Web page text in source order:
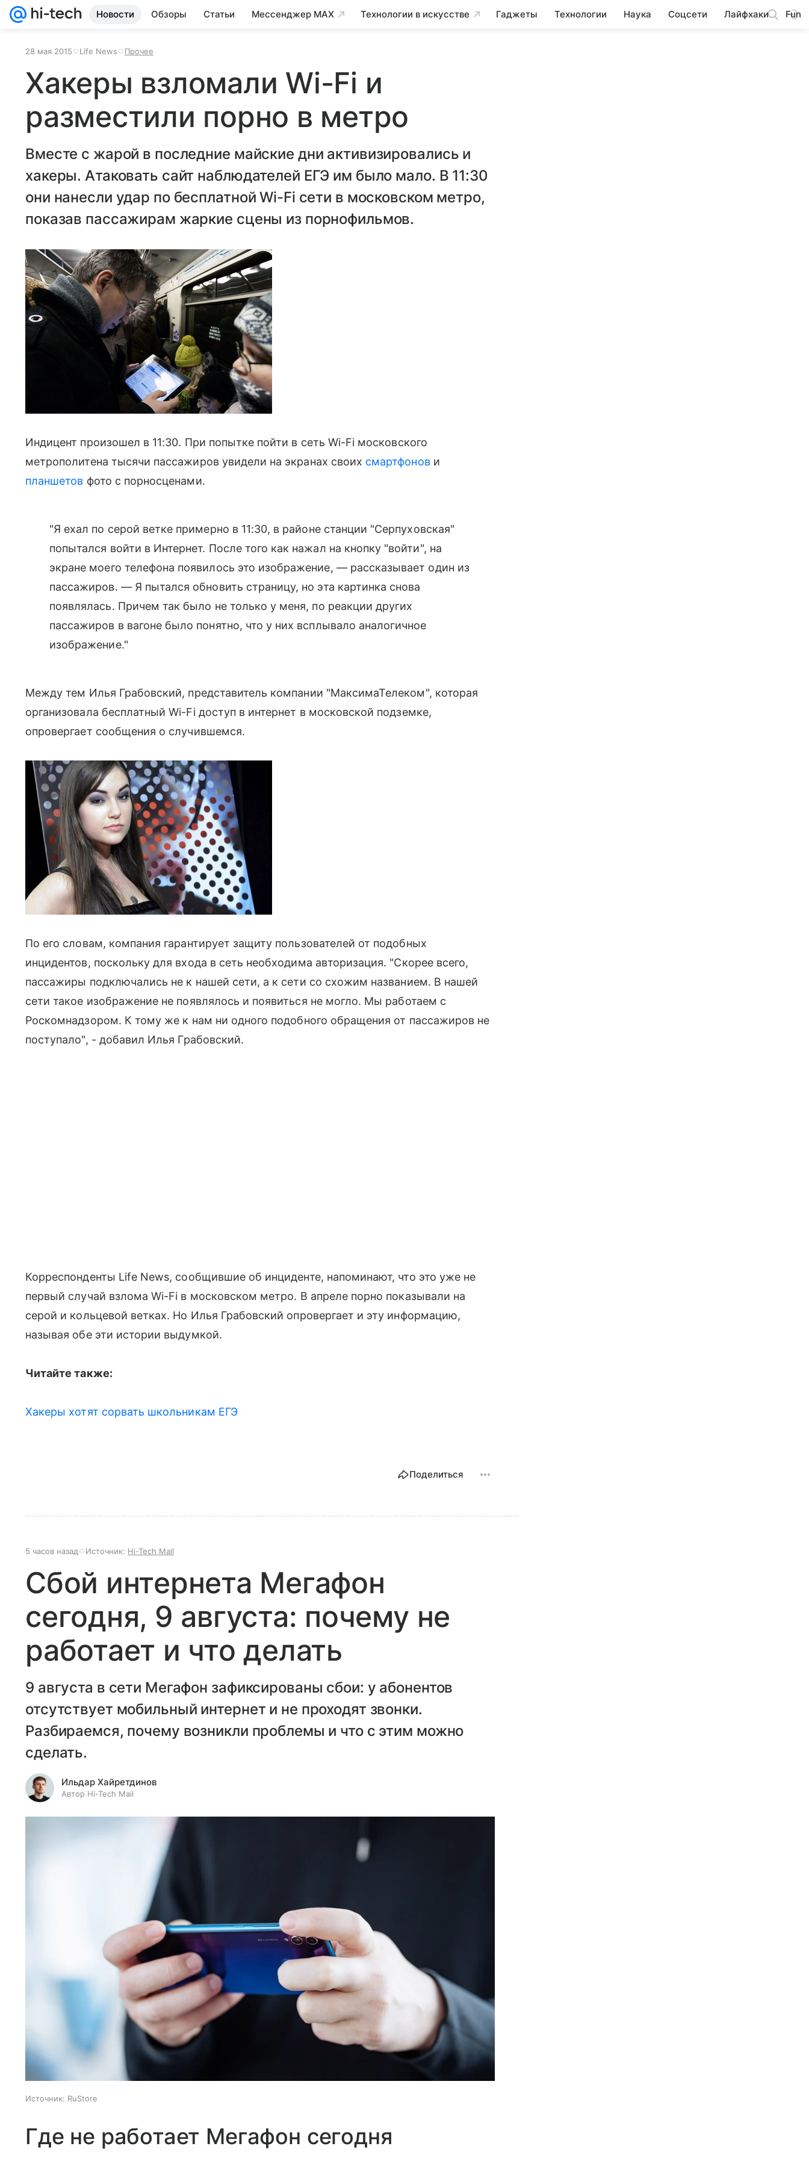
Новости Обзоры Статьи Мессенджер MAX Технологии в искусстве Гаджеты Технологии Наука Соцсети Лайфхаки Fun
28 мая 2015 Life News Прочее
Хакеры взломали Wi-Fi и
разместили порно в метро
Вместе с жарой в последние майские дни активизировались и
хакеры. Атаковать сайт наблюдателей ЕГЭ им было мало. В 11:30
они нанесли удар по бесплатной Wi-Fi сети в московском метро,
показав пассажирам жаркие сцены из порнофильмов.
Индицент произошел в 11:30. При попытке пойти в сеть Wi-Fi московского
метрополитена тысячи пассажиров увидели на экранах своих смартфонови
планшетов фото с порносценами.
"Я ехал по серой ветке примерно в 11:30, в районе станции "Серпуховская"
попытался войти в Интернет. После того как нажал на кнопку "войти", на
экране моего телефона появилось это изображение, — рассказывает один из
пассажиров. — Я пытался обновить страницу, но эта картинка снова
появлялась. Причем так было не только у меня, по реакции других
пассажиров в вагоне было понятно, что у них всплывало аналогичное
изображение."
Между тем Илья Грабовский, представитель компании "МаксимаТелеком", которая
организовала бесплатный Wi-Fi доступ в интернет в московской подземке,
опровергает сообщения о случившемся.
По его словам, компания гарантирует защиту пользователей от подобных
инцидентов, поскольку для входа в сеть необходима авторизация. "Скорее всего,
пассажиры подключались не к нашей сети, а к сети со схожим названием. В нашей
сети такое изображение не появлялось и появиться не могло. Мы работаем с
Роскомнадзором. К тому же к нам ни одного подобного обращения от пассажиров не
поступало", - добавил Илья Грабовский.
Корреспонденты Life News, сообщившие об инциденте, напоминают, что это уже не
первый случай взлома Wi-Fi в московском метро. В апреле порно показывали на
серой и кольцевой ветках. Но Илья Грабовский опровергает и эту информацию,
называя обе эти истории выдумкой.
Читайте также:
Хакеры хотят сорвать школьникам ЕГЭ
Поделиться
5 часов назад Источник: Hi-Tech Mail
Сбой интернета Мегафон
сегодня, 9 августа: почему не
работает и что делать
9 августа в сети Мегафон зафиксированы сбои: у абонентов
отсутствует мобильный интернет и не проходят звонки.
Разбираемся, почему возникли проблемы и что с этим можно
сделать.
Ильдар Хайретдинов
Автор Hi-Tech Mail
Источник: RuStore
Где не работает Мегафон сегодня